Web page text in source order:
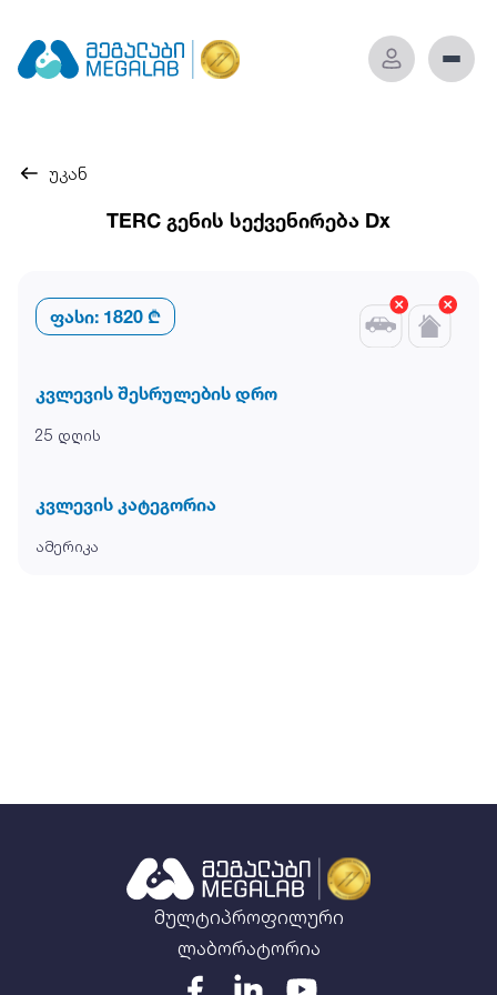
უკან
TERC გენის სექვენირება Dx
ფასი: 1820 ₾
კვლევის შესრულების დრო
25 დღის
კვლევის კატეგორია
ამერიკა
მულტიპროფილური
ლაბორატორია